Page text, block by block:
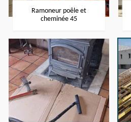
Ramoneur poêle et
cheminée 45